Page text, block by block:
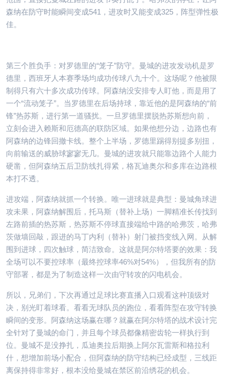
森纳在防守时能瞬间变成541，进攻时又能变成325，阵型弹性极
佳。
第三个胜负手：对罗德里的“笼子”防守。曼城的进攻发动机是罗
德里，西班牙人本赛季场均成功传球八九十个。这场呢？他被限
制得只有六十多次成功传球。阿森纳没安排专人盯他，而是用了
一个“流动笼子”。当罗德里在后场持球，靠近他的是阿森纳的“前
锋”热苏斯，进行第一道骚扰。一旦罗德里摆脱热苏斯想向前，
立刻会进入赖斯和厄德高的联防区域。如果他想分边，边路也有
阿森纳的边锋回撤卡线。整个上半场，罗德里踢得别提多别扭，
向前输送的威胁球寥寥无几。曼城的进攻就只能靠边路个人能力
硬凿，但阿森纳五后卫防线扎得紧，格瓦迪奥尔和多库在边路根
本打不透。
进攻端，阿森纳就抓一个转换。唯一进球就是典型：曼城角球进
攻未果，阿森纳解围后，托马斯（替补上场）一脚精准长传找到
左路前插的热苏斯，热苏斯不停球直接端给中路的哈弗茨，哈弗
茨做墙回敲，跟进的马丁内利（替补）射门被挡变线入网。从解
围到进球，四次触球，简洁致命。这就是阿尔特塔要的效果：我
全场可以不要控球率（最终控球率46%对54%），但我所有的防
守部署，都是为了制造这样一次由守转攻的闪电机会。
所以，兄弟们，下次再通过足球比赛直播入口观看这种顶级对
决，别光盯着球看。看看无球队员的跑位，看看阵型在攻守转换
瞬间的变形。阿森纳这场赢在哪？就赢在阿尔特塔的战术设计完
全针对了曼城的命门，并且每个球员都像精密齿轮一样执行到
位。曼城不是没挣扎，瓜迪奥拉后期换上阿尔瓦雷斯和格拉利
什，想增加前场小配合，但阿森纳的防守结构已经成型，三线距
离保持得非常好，根本没给曼城在禁区前沿绣花的机会。